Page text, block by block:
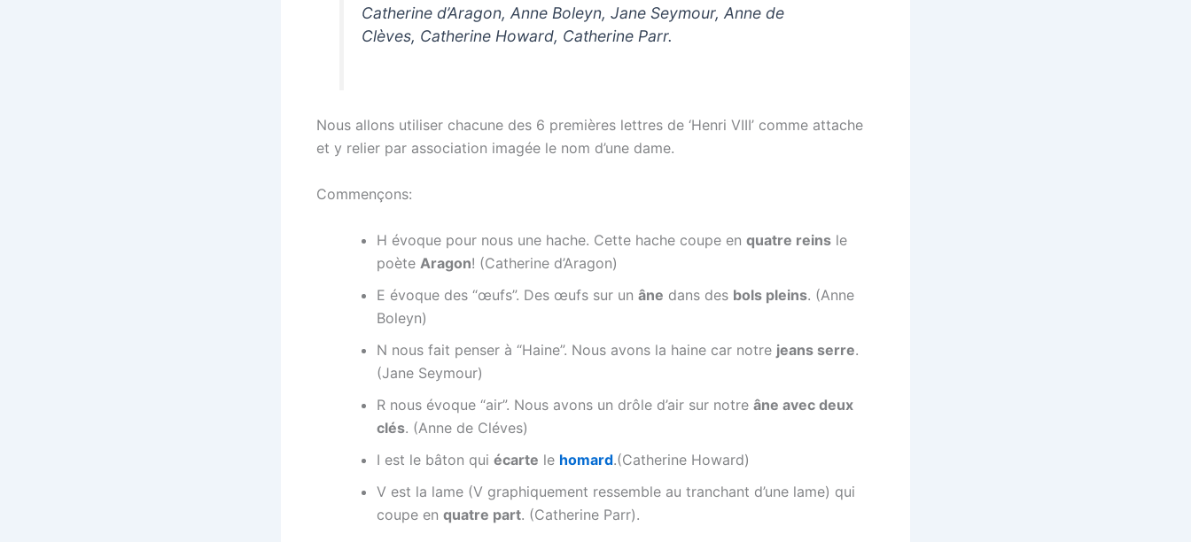
Catherine d’Aragon, Anne Boleyn, Jane Seymour, Anne de
Clèves, Catherine Howard, Catherine Parr.
Nous allons utiliser chacune des 6 premières lettres de ‘Henri VIII’ comme attache
et y relier par association imagée le nom d’une dame.
Commençons:
H évoque pour nous une hache. Cette hache coupe en quatre reins le
poète Aragon! (Catherine d’Aragon)
E évoque des “œufs”. Des œufs sur un âne dans des bols pleins. (Anne
Boleyn)
N nous fait penser à “Haine”. Nous avons la haine car notre jeans serre.
(Jane Seymour)
R nous évoque “air”. Nous avons un drôle d’air sur notre âne avec deux
clés. (Anne de Cléves)
I est le bâton qui écarte le homard.(Catherine Howard)
V est la lame (V graphiquement ressemble au tranchant d’une lame) qui
coupe en quatre part. (Catherine Parr).